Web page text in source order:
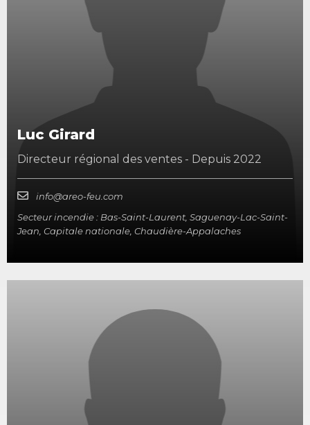
Luc Girard
Directeur régional des ventes - Depuis 2022
info@areo-feu.com
Secteur incendie : Bas-Saint-Laurent, Saguenay-Lac-Saint-
Jean, Capitale nationale, Chaudière-Appalaches